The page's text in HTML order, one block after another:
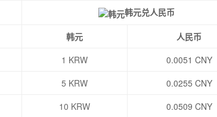
韩元兑人民币
韩元
人民币
1 KRW
0.0051 CNY
5 KRW
0.0255 CNY
10 KRW
0.0509 CNY